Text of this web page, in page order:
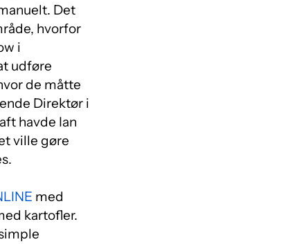
Det
hvorfor
i
udføre
de måtte
Direktør i
havde Ian
ville gøre
med
kartofler.